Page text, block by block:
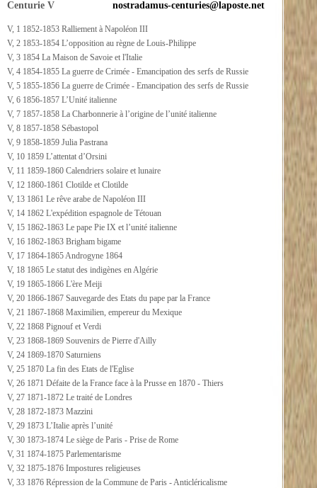
Centurie V
V, 1 1852-1853 Ralliement à Napoléon III
V, 2 1853-1854 L’opposition au règne de Louis-Philippe
V, 3 1854 La Maison de Savoie et l'Italie
V, 4 1854-1855 La guerre de Crimée - Emancipation des serfs de Russie
V, 5 1855-1856 La guerre de Crimée - Emancipation des serfs de Russie
V, 6 1856-1857 L’Unité italienne
V, 7 1857-1858 La Charbonnerie à l’origine de l’unité italienne
V, 8 1857-1858 Sébastopol
V, 9 1858-1859 Julia Pastrana
V, 10 1859 L’attentat d’Orsini
V, 11 1859-1860 Calendriers solaire et lunaire
V, 12 1860-1861 Clotilde et Clotilde
V, 13 1861 Le rêve arabe de Napoléon III
V, 14 1862 L'expédition espagnole de Tétouan
V, 15 1862-1863 Le pape Pie IX et l’unité italienne
V, 16 1862-1863 Brigham bigame
V, 17 1864-1865 Androgyne 1864
V, 18 1865 Le statut des indigènes en Algérie
V, 19 1865-1866 L'ère Meiji
V, 20 1866-1867 Sauvegarde des Etats du pape par la France
V, 21 1867-1868 Maximilien, empereur du Mexique
V, 22 1868 Pignouf et Verdi
V, 23 1868-1869 Souvenirs de Pierre d'Ailly
V, 24 1869-1870 Saturniens
V, 25 1870 La fin des Etats de l'Eglise
V, 26 1871 Défaite de la France face à la Prusse en 1870 - Thiers
V, 27 1871-1872 Le traité de Londres
V, 28 1872-1873 Mazzini
V, 29 1873 L’Italie après l’unité
V, 30 1873-1874 Le siège de Paris - Prise de Rome
V, 31 1874-1875 Parlementarisme
V, 32 1875-1876 Impostures religieuses
V, 33 1876 Répression de la Commune de Paris - Anticléricalisme
nostradamus-centuries@laposte.net